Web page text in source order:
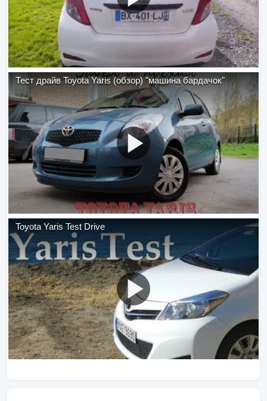
Тест драйв Toyota Yaris (обзор) "машина бардачок"
Toyota Yaris Test Drive